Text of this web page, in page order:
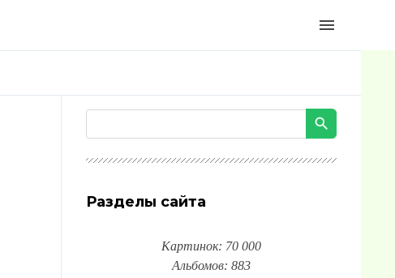
menu
Разделы сайта
Картинок: 70 000
Альбомов: 883